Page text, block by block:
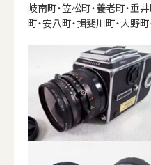
岐南町・笠松町・養老町・垂
町・安八町・揖斐川町・大野